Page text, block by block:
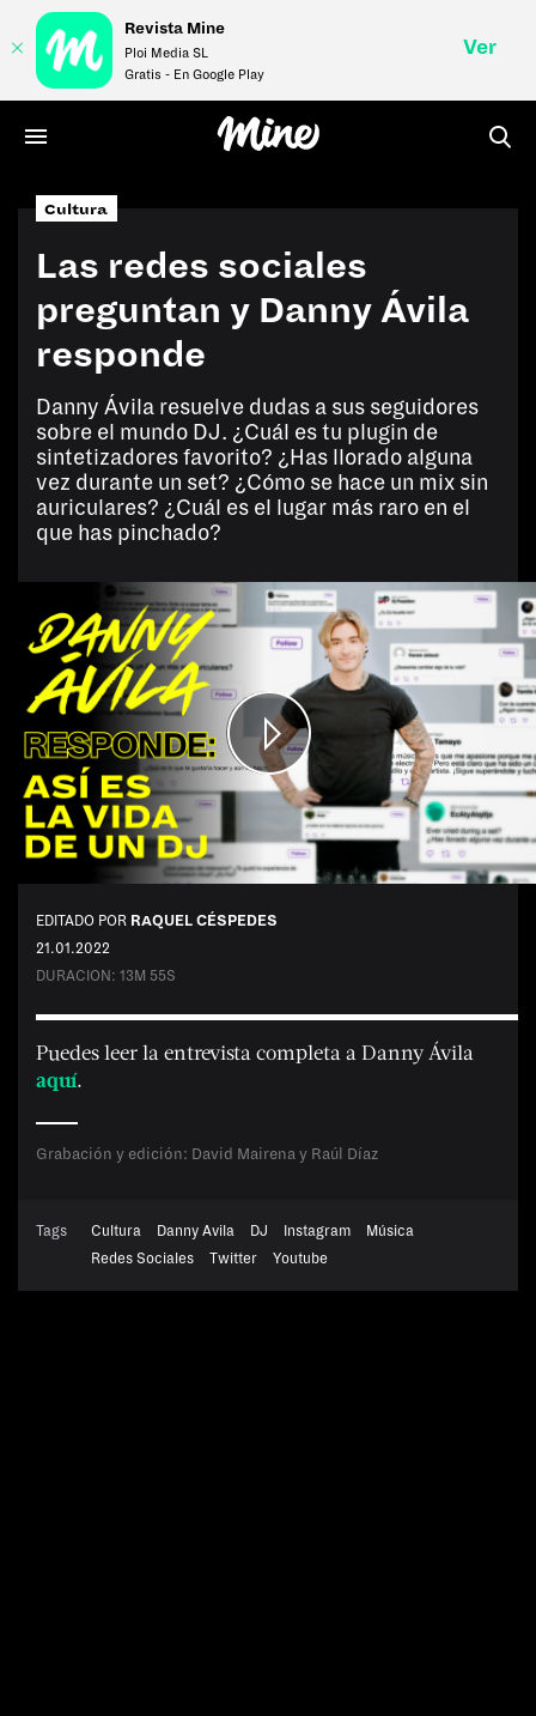
Cultura
Las redes sociales
preguntan y Danny Ávila
responde
Danny Ávila resuelve dudas a sus seguidores
sobre el mundo DJ. ¿Cuál es tu plugin de
sintetizadores favorito? ¿Has llorado alguna
vez durante un set? ¿Cómo se hace un mix sin
auriculares? ¿Cuál es el lugar más raro en el
que has pinchado?
EDITADO POR RAQUEL CÉSPEDES
21.01.2022
DURACION: 13M 55S
Puedes leer la entrevista completa a Danny Ávila
aquí.
Grabación y edición: David Mairena y Raúl Díaz
Tags Cultura Danny Avila DJ Instagram
Música
Redes Sociales
Twitter Youtube
STYLE
VÍDEOS
REVISTA
#Tentaciones
#Vicios
#Cultura
#Anti rutina
#Moda
#Delirios
#Charlas
REVISTAS: VIS-À-VIS
MINE
Revista Mine
Ploi Media SL
Gratis - En Google Play
Ver